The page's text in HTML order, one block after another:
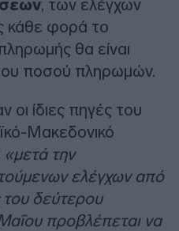
, των ελέγχων
κάθε φορά το
θα είναι
ποσού πληρωμών.
οι ίδιες πηγές του
Μακεδονικό
«μετά την
ελέγχων από
δεύτερου
προβλέπεται να